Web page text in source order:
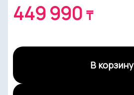
449 990 ₸
В корзину